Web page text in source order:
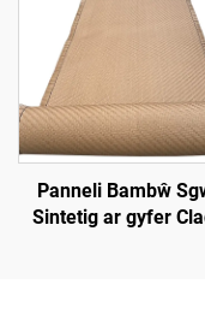
Panneli Bambŵ
Sintetig ar gyfer